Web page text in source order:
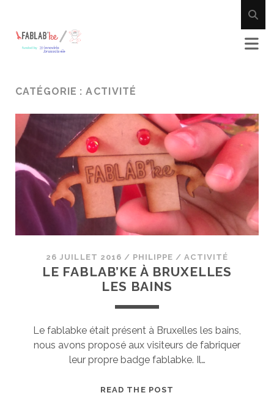
CATÉGORIE :ACTIVITÉ
26 JUILLET 2016 / PHILIPPE /ACTIVITÉ
LE FABLAB’KE À BRUXELLES
LES BAINS
Le fablabke était présent à Bruxelles les bains,
nous avons proposé aux visiteurs de fabriquer
leur propre badge fablabke. Il…
READ THE POST